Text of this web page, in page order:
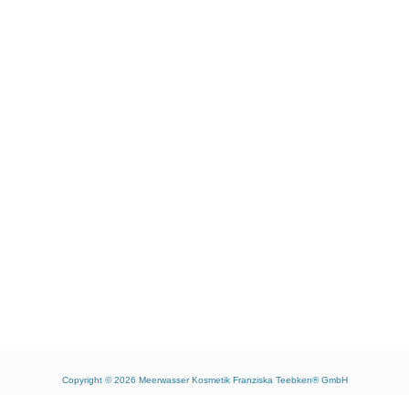
Copyright © 2026 Meerwasser Kosmetik Franziska Teebken® GmbH